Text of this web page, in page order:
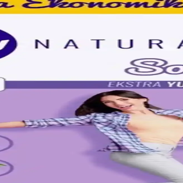
ve Konforlu Hijyen Ürünü
emicilik ve sızdırmazlık sunar, günlük
Alabilir Konfor
ciltler için ideal, 4.5 yıldızlı, güvenli ve konforlu
Günlük Hijyen Çözümü
hijyen ve cilt sağlığını korur. Kullanıcılar,
İçin Güvenli ve Konforlu
ile günlük kullanımda güven ve konfor sunar, kuru ve
İpuçları